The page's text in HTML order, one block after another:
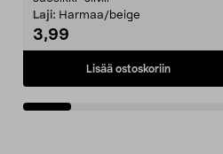
Laji: Harmaa/beige
3,99
Lisää ostoskoriin